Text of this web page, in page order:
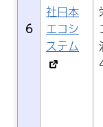
6
社日本
エコシ
ステム